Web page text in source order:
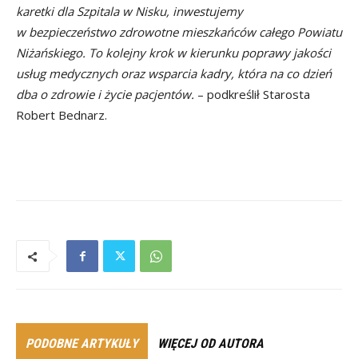
karetki dla Szpitala w Nisku, inwestujemy
w bezpieczeństwo zdrowotne mieszkańców całego Powiatu
Niżańskiego. To kolejny krok w kierunku poprawy jakości
usług medycznych oraz wsparcia kadry, która na co dzień
dba o zdrowie i życie pacjentów. – podkreślił Starosta
Robert Bednarz.
PODOBNE ARTYKUŁY WIĘCEJ OD AUTORA